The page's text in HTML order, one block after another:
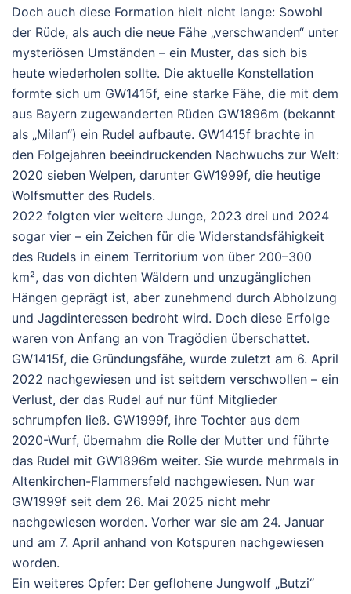
Doch auch diese Formation hielt nicht lange: Sowohl
der Rüde, als auch die neue Fähe „verschwanden“ unter
mysteriösen Umständen – ein Muster, das sich bis
heute wiederholen sollte. Die aktuelle Konstellation
formte sich um GW1415f, eine starke Fähe, die mit dem
aus Bayern zugewanderten Rüden GW1896m (bekannt
als „Milan“) ein Rudel aufbaute. GW1415f brachte in
den Folgejahren beeindruckenden Nachwuchs zur Welt:
2020 sieben Welpen, darunter GW1999f, die heutige
Wolfsmutter des Rudels.
2022 folgten vier weitere Junge, 2023 drei und 2024
sogar vier – ein Zeichen für die Widerstandsfähigkeit
des Rudels in einem Territorium von über 200–300
km², das von dichten Wäldern und unzugänglichen
Hängen geprägt ist, aber zunehmend durch Abholzung
und Jagdinteressen bedroht wird. Doch diese Erfolge
waren von Anfang an von Tragödien überschattet.
GW1415f, die Gründungsfähe, wurde zuletzt am 6. April
2022 nachgewiesen und ist seitdem verschwollen – ein
Verlust, der das Rudel auf nur fünf Mitglieder
schrumpfen ließ. GW1999f, ihre Tochter aus dem
2020-Wurf, übernahm die Rolle der Mutter und führte
das Rudel mit GW1896m weiter. Sie wurde mehrmals in
Altenkirchen-Flammersfeld nachgewiesen. Nun war
GW1999f seit dem 26. Mai 2025 nicht mehr
nachgewiesen worden. Vorher war sie am 24. Januar
und am 7. April anhand von Kotspuren nachgewiesen
worden.
Ein weiteres Opfer: Der geflohene Jungwolf „Butzi“